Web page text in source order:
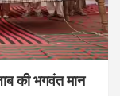
की भगवंत मान